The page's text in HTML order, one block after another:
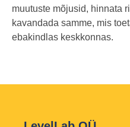
muutuste mõjusid, hinnata
kavandada samme, mis
ebakindlas keskkonnas.